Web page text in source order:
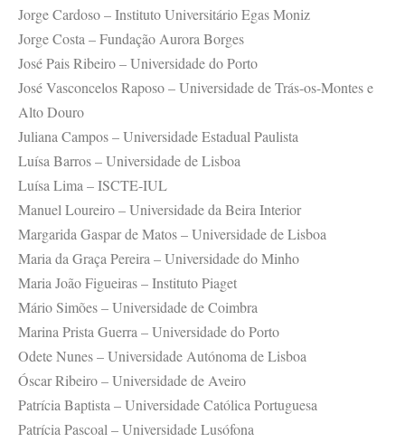
Jorge Cardoso – Instituto Universitário Egas Moniz
Jorge Costa – Fundação Aurora Borges
José Pais Ribeiro – Universidade do Porto
José Vasconcelos Raposo – Universidade de Trás-os-Montes e
Alto Douro
Juliana Campos – Universidade Estadual Paulista
Luísa Barros – Universidade de Lisboa
Luísa Lima – ISCTE-IUL
Manuel Loureiro – Universidade da Beira Interior
Margarida Gaspar de Matos – Universidade de Lisboa
Maria da Graça Pereira – Universidade do Minho
Maria João Figueiras – Instituto Piaget
Mário Simões – Universidade de Coimbra
Marina Prista Guerra – Universidade do Porto
Odete Nunes – Universidade Autónoma de Lisboa
Óscar Ribeiro – Universidade de Aveiro
Patrícia Baptista – Universidade Católica Portuguesa
Patrícia Pascoal – Universidade Lusófona